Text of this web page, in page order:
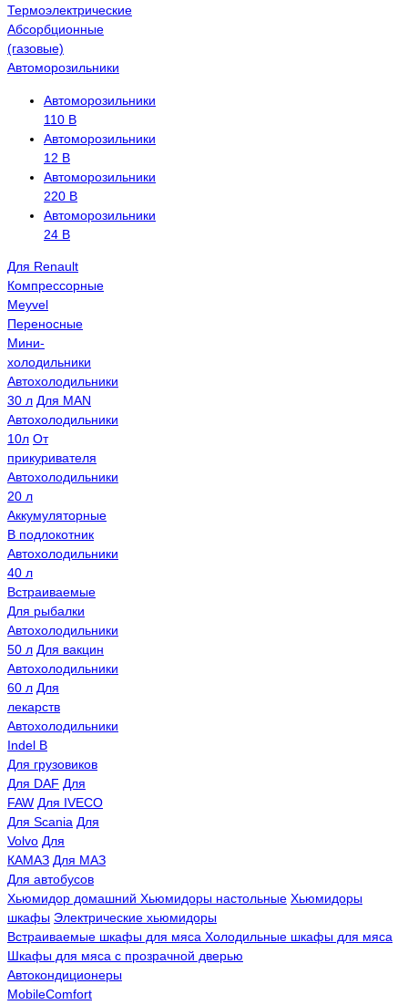
Термоэлектрические
Абсорбционные
(газовые)
Автоморозильники
Автоморозильники
110 В
Автоморозильники
12 В
Автоморозильники
220 В
Автоморозильники
24 В
Для Renault
Компрессорные
Meyvel
Переносные
Мини-
холодильники
Автохолодильники
30 л Для MAN
Автохолодильники
10л От
прикуривателя
Автохолодильники
20 л
Аккумуляторные
В подлокотник
Автохолодильники
40 л
Встраиваемые
Для рыбалки
Автохолодильники
50 л Для вакцин
Автохолодильники
60 л Для
лекарств
Автохолодильники
Indel B
Для грузовиков
Для DAF Для
FAW Для IVECO
Для Scania Для
Volvo Для
КАМАЗ Для МАЗ
Для автобусов
Хьюмидор домашний Хьюмидоры настольные Хьюмидоры
шкафы Электрические хьюмидоры
Встраиваемые шкафы для мяса Холодильные шкафы для мяса
Шкафы для мяса с прозрачной дверью
Автокондиционеры
MobileComfort